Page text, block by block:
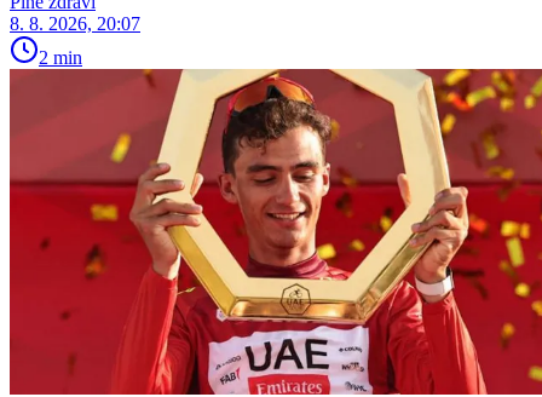
8. 8. 2026, 20:07
2 min